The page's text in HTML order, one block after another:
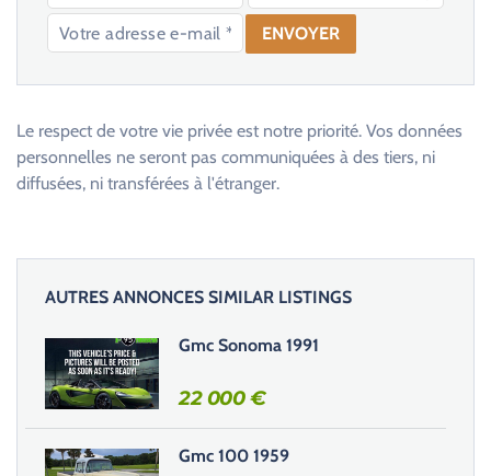
a
s
e
r
c
Le respect de votre vie privée est notre priorité. Vos données
personnelles ne seront pas communiquées à des tiers, ni
diffusées, ni transférées à l'étranger.
AUTRES ANNONCES SIMILAR LISTINGS
Gmc Sonoma 1991
22 000€
Gmc 100 1959